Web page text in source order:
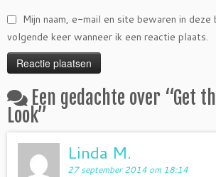
Mijn naam, e-mail en site bewaren in
volgende keer wanneer ik een reactie plaats.
Een gedachte over “Get
Look”
Linda M.
27 september 2014 om 18:14